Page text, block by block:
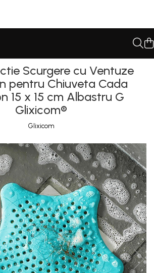
Baie
Casa
Ferestre
& Sisteme
Mobilier
si Covoare
Scurgere cu Ventuze
pentru Chiuveta Cada
15 x 15 cm Albastru G
Glixicom®
Glixicom